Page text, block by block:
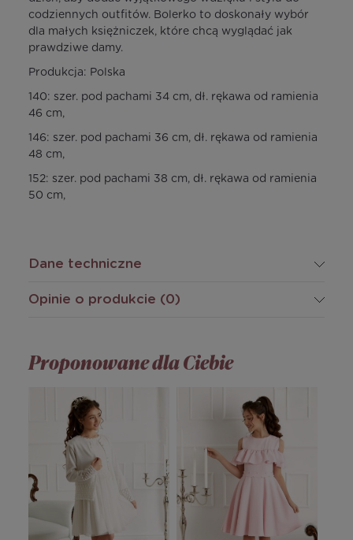
codziennych outfitów. Bolerko to doskonały wybór
dla małych księżniczek, które chcą wyglądać jak
prawdziwe damy.
Produkcja: Polska
140: szer. pod pachami 34 cm, dł. rękawa od ramienia
46 cm,
146: szer. pod pachami 36 cm, dł. rękawa od ramienia
48 cm,
152: szer. pod pachami 38 cm, dł. rękawa od ramienia
50 cm,
Dane techniczne
Opinie o produkcie (0)
Proponowane dla Ciebie